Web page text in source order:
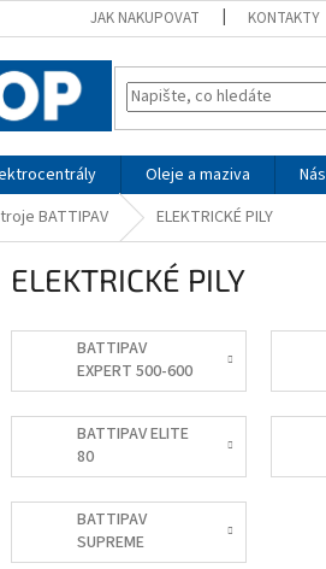
JAK NAKUPOVAT KONTAKTY
Oleje a maziva
BATTIPAV ELEKTRICKÉ PILY
ELEKTRICKÉ PILY
BATTIPAV
EXPERT 500-600
BATTIPAV ELITE
80
BATTIPAV
SUPREME